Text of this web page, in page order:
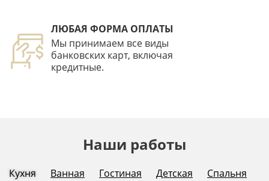
ЛЮБАЯ ФОРМА ОПЛАТЫ
Мы принимаем все виды
банковских карт, включая
кредитные.
Наши работы
Кухня Ванная Гостиная Детская
Спальня